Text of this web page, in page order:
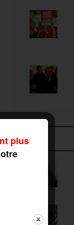
plus